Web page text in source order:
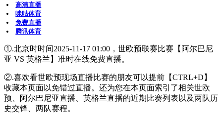
高清直播
咪咕体育
免费直播
腾讯体育
①.北京时时间2025-11-17 01:00，世欧预联赛比赛【阿尔巴尼
亚 VS 英格兰】准时在线免费直播。
②.喜欢看世欧预现场直播比赛的朋友可以提前【CTRL+D】
收藏本页面以免错过直播。还为您在本页面索引了相关世欧
预、阿尔巴尼亚直播、英格兰直播的近期比赛列表以及两队历
史交锋、两队赛程。